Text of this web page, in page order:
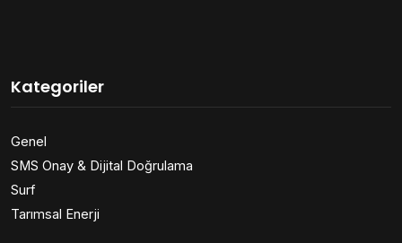
Kategoriler
Genel
SMS Onay & Dijital Doğrulama
Surf
Tarımsal Enerji